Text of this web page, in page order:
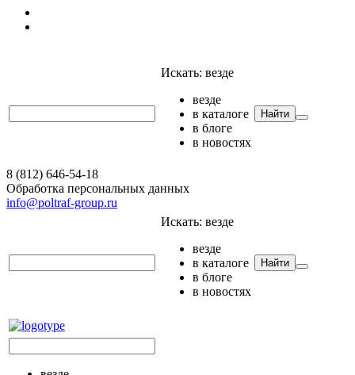
Искать: везде
везде
в каталоге
в блоге
в новостях
Найти
8 (812) 646-54-18
Обработка персональных данных
info@poltraf-group.ru
Искать: везде
везде
в каталоге
в блоге
в новостях
Найти